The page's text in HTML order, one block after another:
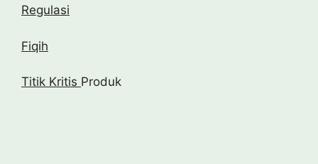
Regulasi
Fiqih
Titik Kritis Produk